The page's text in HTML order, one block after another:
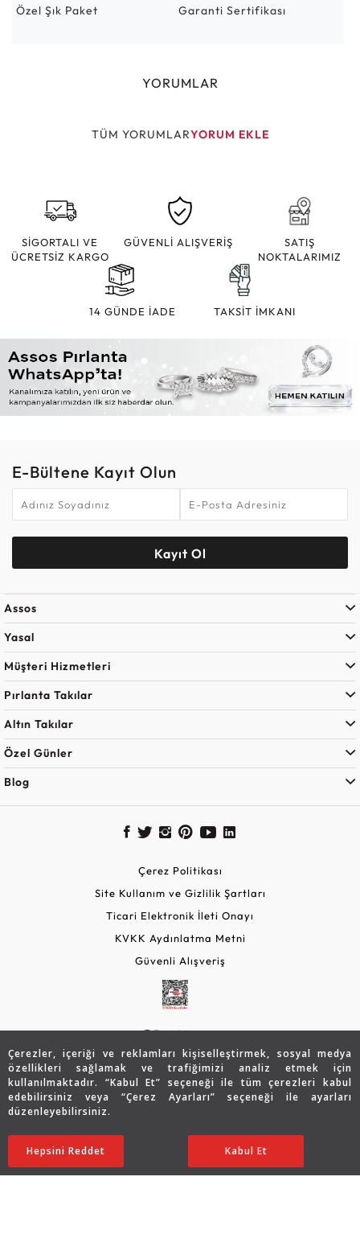
Çerezler, içeriği ve reklamları kişiselleştirmek, sosyal medya
özellikleri sağlamak ve trafiğimizi analiz etmek için
kullanılmaktadır. “Kabul Et” seçeneği ile tüm çerezleri kabul
edebilirsiniz veya “Çerez Ayarları” seçeneği ile ayarları
düzenleyebilirsiniz.
Ayarları Düzenle
Hepsini Reddet Kabul Et
68.230 TL
34.115 TL SATIN ALIN
Özel Şık Paket Garanti Sertifikası
YORUMLAR
TÜM YORUMLARYORUM EKLE
SİGORTALI VE
ÜCRETSİZ KARGO
GÜVENLİ ALIŞVERİŞ
SATIŞ
NOKTALARIMIZ
14 GÜNDE İADE TAKSİT İMKANI
E-Bültene Kayıt Olun
Kayıt Ol
Assos
Yasal
Müşteri Hizmetleri
Pırlanta Takılar
Altın Takılar
Özel Günler
Blog
© 2026 Assos Diamond
Çerez Politikası
Site Kullanım ve Gizlilik Şartları
Ticari Elektronik İleti Onayı
KVKK Aydınlatma Metni
Güvenli Alışveriş
Copyright © 2026 Assos Pırlanta - Bu sitenin tüm hakları